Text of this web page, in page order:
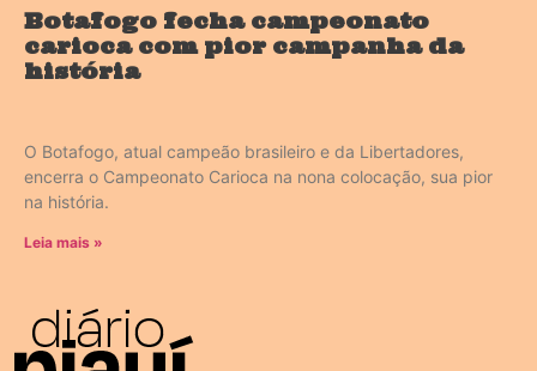
Botafogo fecha campeonato
carioca com pior campanha da
história
O Botafogo, atual campeão brasileiro e da Libertadores,
encerra o Campeonato Carioca na nona colocação, sua pior
na história.
Leia mais »